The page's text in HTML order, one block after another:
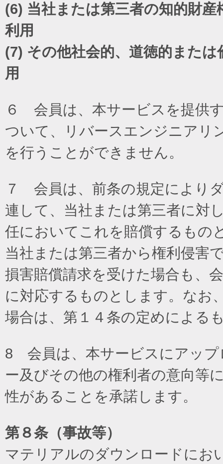
(6) 当社または第三者の知的財
利用
(7) その他社会的、道徳的また
用
６ 会員は、本サービスを提供
ついて、リバースエンジニアリ
を行うことができません。
７ 会員は、前条の規定により
連して、当社または第三者に対
任においてこれを賠償するもの
当社または第三者から権利侵害
損害賠償請求を受けた場合も、
に対応するものとします。なお
場合は、第１４条の定めによる
8 会員は、本サービスにアップ
ー及びその他の権利者の意向等
性があることを承諾します。
第８条（事故等）
マテリアルのダウンロードにお